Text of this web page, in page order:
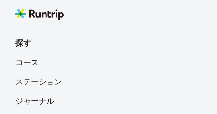
探す
コース
ステーション
ジャーナル